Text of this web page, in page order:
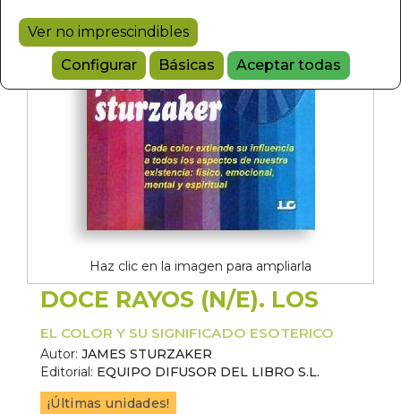
Ver no imprescindibles
Configurar
Básicas Aceptar todas
Haz clic en la imagen para ampliarla
DOCE RAYOS (N/E). LOS
EL COLOR Y SU SIGNIFICADO ESOTERICO
Autor: JAMES STURZAKER
Editorial: EQUIPO DIFUSOR DEL LIBRO S.L.
¡Últimas unidades!